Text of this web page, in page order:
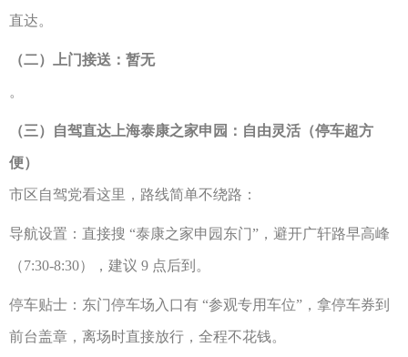
直达。
（二）上门接送： 暂无
。
（三）自驾直达上海泰康之家申园：自由灵活（停车超方
便）
市区自驾党看这里，路线简单不绕路：
导航设置：直接搜 “泰康之家申园东门”，避开广轩路早高峰
（7:30-8:30），建议 9 点后到。
停车贴士：东门停车场入口有 “参观专用车位”，拿停车券到
前台盖章，离场时直接放行，全程不花钱。